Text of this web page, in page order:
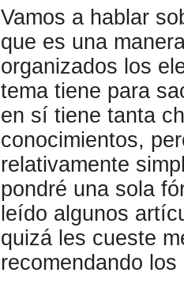
Vamos a hablar
que es una
organizados los
tema tiene para
en sí tiene tanta
conocimientos,
relativamente
pondré una sola
leído algunos
quizá les cueste
recomendando